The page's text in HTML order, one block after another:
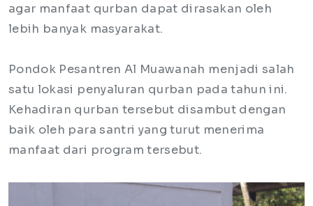
agar manfaat qurban dapat dirasakan oleh
lebih banyak masyarakat.
Pondok Pesantren Al Muawanah menjadi salah
satu lokasi penyaluran qurban pada tahun ini.
Kehadiran qurban tersebut disambut dengan
baik oleh para santri yang turut menerima
manfaat dari program tersebut.